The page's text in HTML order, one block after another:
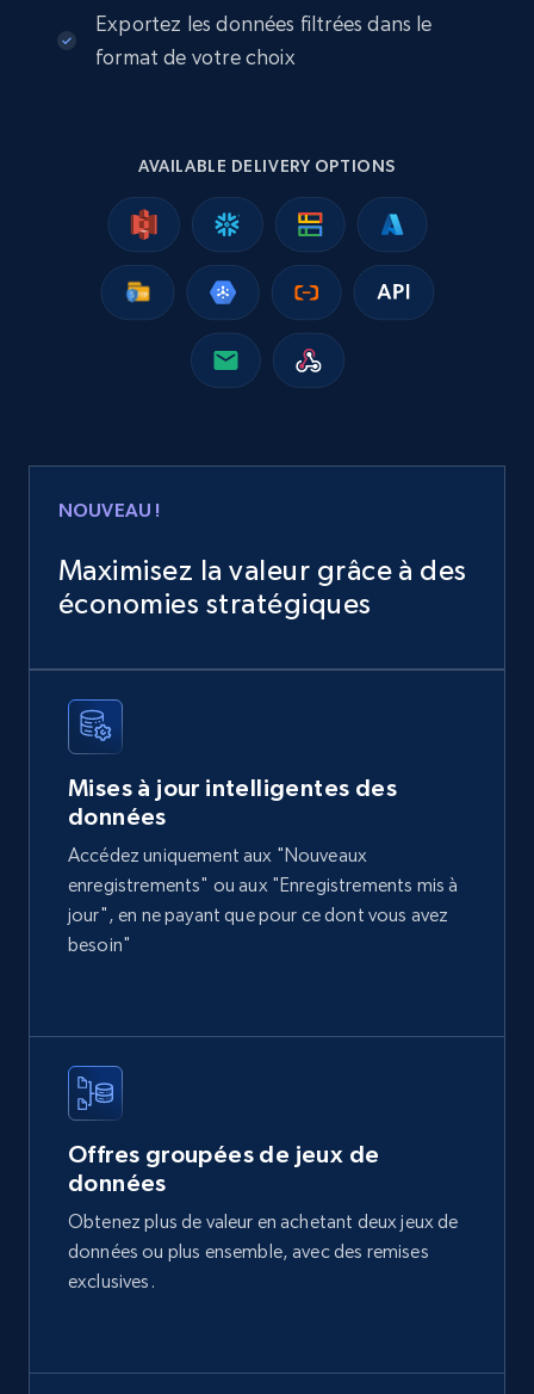
2.5K+ 359+ Buy Now
Rating, Reviews count, Images, Variations, and
eCommerce
200+
Sku, Product id, Product name, Manufacturer,
and more.
2.1K+
Amazon products global dataset
Title, Seller name, Brand, Description, Initial
price, Currency, Availability, Reviews count, and
more.
2.1K+
Etsy
URL, Product id, Listing inventory id, Title, Rating,
Reviews count shop, Reviews count item, Initial
price, and more.
Exportez les données filtrées dans le
format de votre choix
AVAILABLE DELIVERY OPTIONS
NOUVEAU !
Maximisez la valeur grâce à des
économies stratégiques
Mises à jour intelligentes des
données
Accédez uniquement aux "Nouveaux
enregistrements" ou aux "Enregistrements mis à
jour", en ne payant que pour ce dont vous avez
besoin"
Offres groupées de jeux de
données
Obtenez plus de valeur en achetant deux jeux de
données ou plus ensemble, avec des remises
exclusives.